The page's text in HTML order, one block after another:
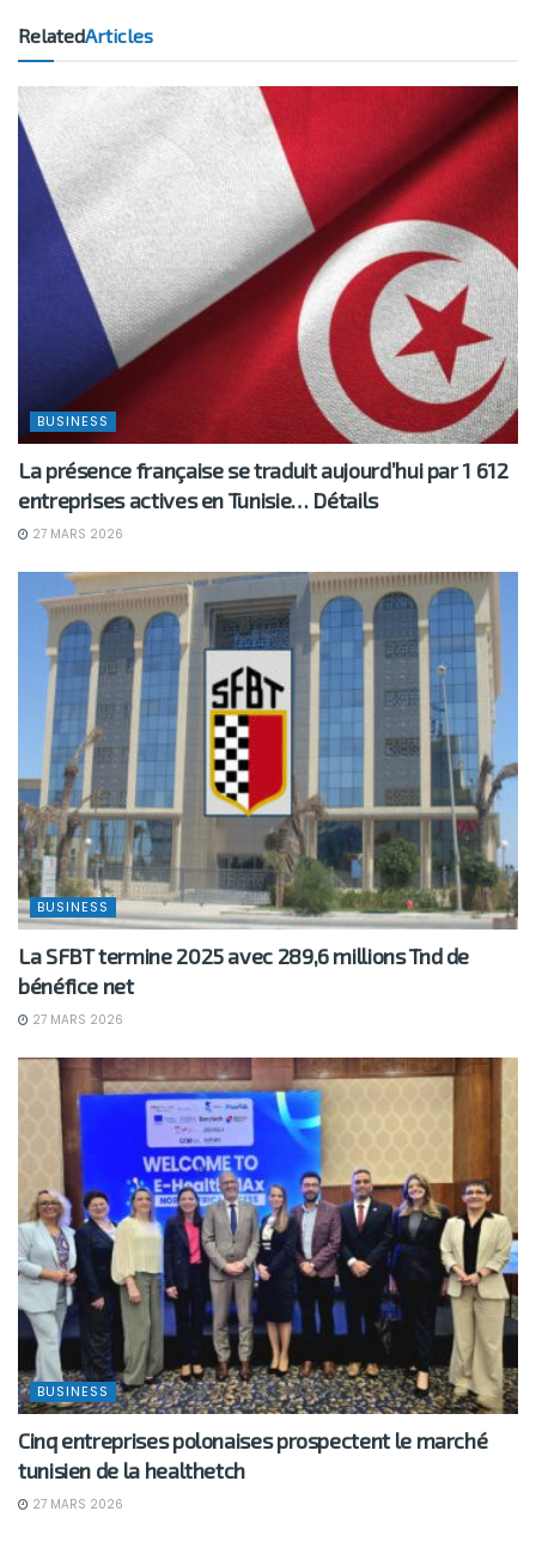
RelatedArticles
BUSINESS
La présence française se traduit aujourd’hui par 1 612
entreprises actives en Tunisie… Détails
27 MARS 2026
BUSINESS
La SFBT termine 2025 avec 289,6 millions Tnd de
bénéfice net
27 MARS 2026
BUSINESS
Cinq entreprises polonaises prospectent le marché
tunisien de la healthetch
27 MARS 2026